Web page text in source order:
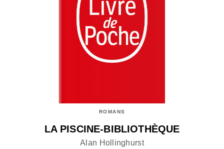
ROMANS
LA PISCINE-BIBLIOTHÈQUE
Alan Hollinghurst